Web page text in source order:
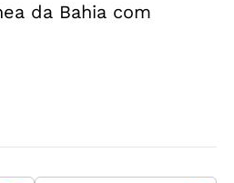
da Bahia com